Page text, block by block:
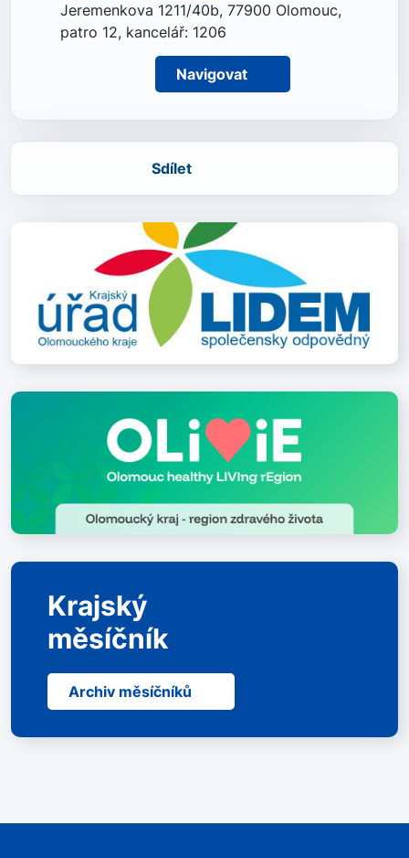
Jeremenkova 1211/40b, 77900 Olomouc,
patro 12, kancelář: 1206
Navigovat
Sdílet
Krajský
měsíčník
Archiv měsíčníků